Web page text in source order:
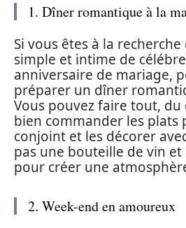
1. Dîner romantique à la
Si vous êtes à la recherche
simple et intime de
anniversaire de mariage,
préparer un dîner
Vous pouvez faire tout,
bien commander les plats
conjoint et les décorer
pas une bouteille de vin et
pour créer une
2. Week-end en amoureux